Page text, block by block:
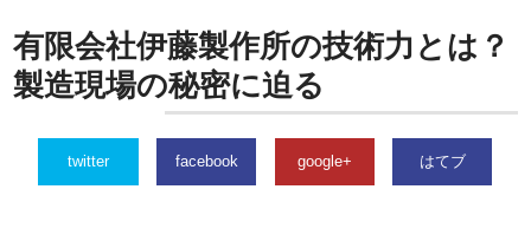
有限会社伊藤製作所の技術力とは？
製造現場の秘密に迫る
twitter facebook google+ はてブ